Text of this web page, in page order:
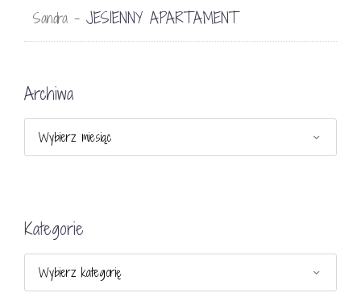
Sandra - JESIENNY APARTAMENT
Archiwa
Kategorie